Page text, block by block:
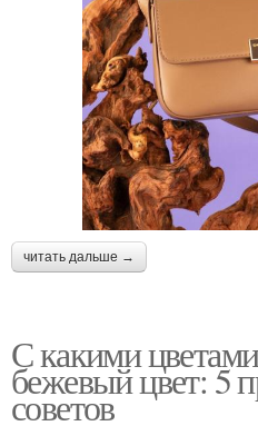
читать дальше →
С какими
бежевый цвет: 5
советов